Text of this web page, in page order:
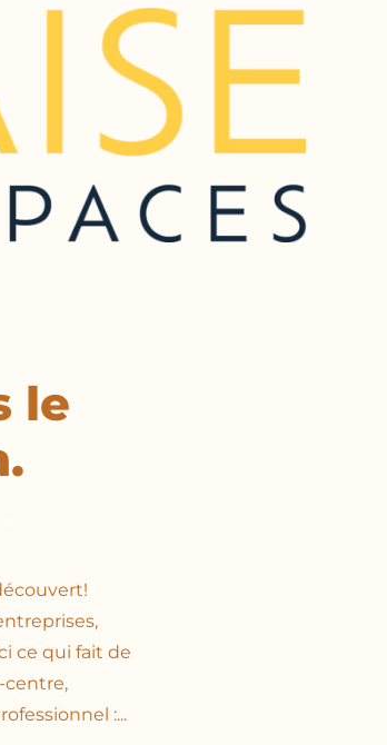
le
:
un
lieu
événementiel
proximité
dans
ce qui fait de
centre,
:...